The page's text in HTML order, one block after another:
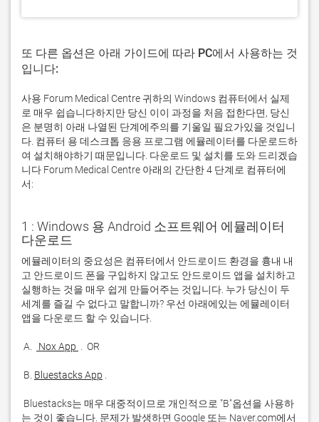
또 다른 옵션은 아래 가이드에 따라 PC에서 사용하는 것
입니다:
사용 Forum Medical Centre 귀하의 Windows 컴퓨터에서 실제
로 매우 쉽습니다하지만 당신 이이 과정을 처음 접한다면, 당신
은 분명히 아래 나열된 단계에주의를 기울일 필요가있을 것입니
다. 컴퓨터 용 데스크톱 응용 프로그램 에뮬레이터를 다운로드하
여 설치해야하기 때문입니다. 다운로드 및 설치를 도와 드리겠습
니다 Forum Medical Centre 아래의 간단한 4 단계로 컴퓨터에
서:
1 : Windows 용 Android 소프트웨어 에뮬레이터
다운로드
에뮬레이터의 중요성은 컴퓨터에서 안드로이드 환경을 흉내 내
고 안드로이드 폰을 구입하지 않고도 안드로이드 앱을 설치하고
실행하는 것을 매우 쉽게 만들어주는 것입니다. 누가 당신이 두
세계를 즐길 수 없다고 말합니까? 우선 아래에있는 에뮬레이터
A. Nox App
B. Bluestacks App
는 것이 좋습니다. 문제가 발생하면 Google 또는 Naver.com에서